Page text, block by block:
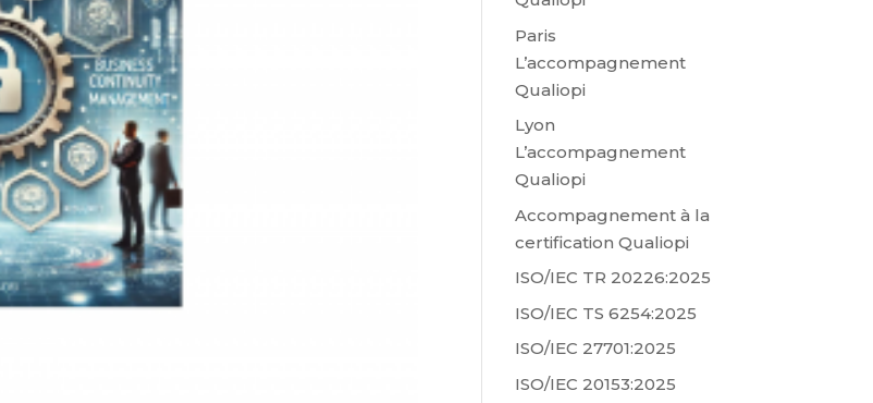
Paris
L’accompagnement
Qualiopi
Lyon
L’accompagnement
Qualiopi
Accompagnement à la
certification Qualiopi
ISO/IEC TR 20226:2025
ISO/IEC TS 6254:2025
ISO/IEC 27701:2025
ISO/IEC 20153:2025